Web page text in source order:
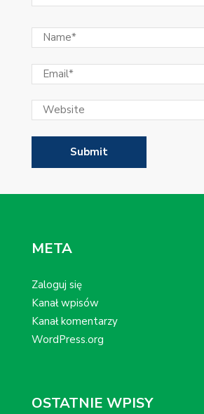
META
Zaloguj się
Kanał wpisów
Kanał komentarzy
WordPress.org
OSTATNIE WPISY